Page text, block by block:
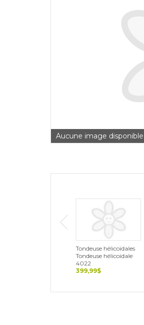
Aucune image disponible
Tondeuse hélicoïdales
Tondeuse hélicoïdale
4022
399,99$